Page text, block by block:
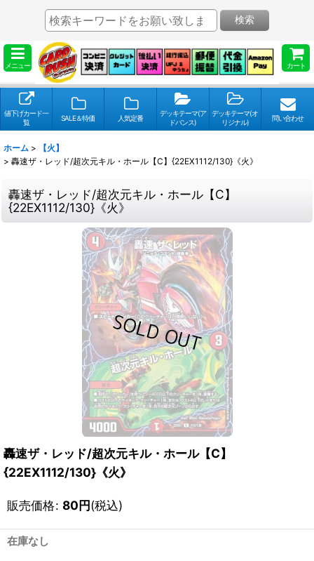
メニュー カート
検索
値下げカード一
覧
SALE＆特価 人気定番
デッキテーマ(ア
ドバンス)
デッキテーマ(オ
リジナル)
問い合わせ
ホーム >
【火】
> 轟速ザ・レッド/超次元キル・ホール【C】{22EX1112/130}《火》
轟速ザ・レッド/超次元キル・ホール【C】
{22EX1112/130}《火》
轟速ザ・レッド/超次元キル・ホール【C】
{22EX1112/130}《火》
販売価格: 80円(税込)
在庫なし